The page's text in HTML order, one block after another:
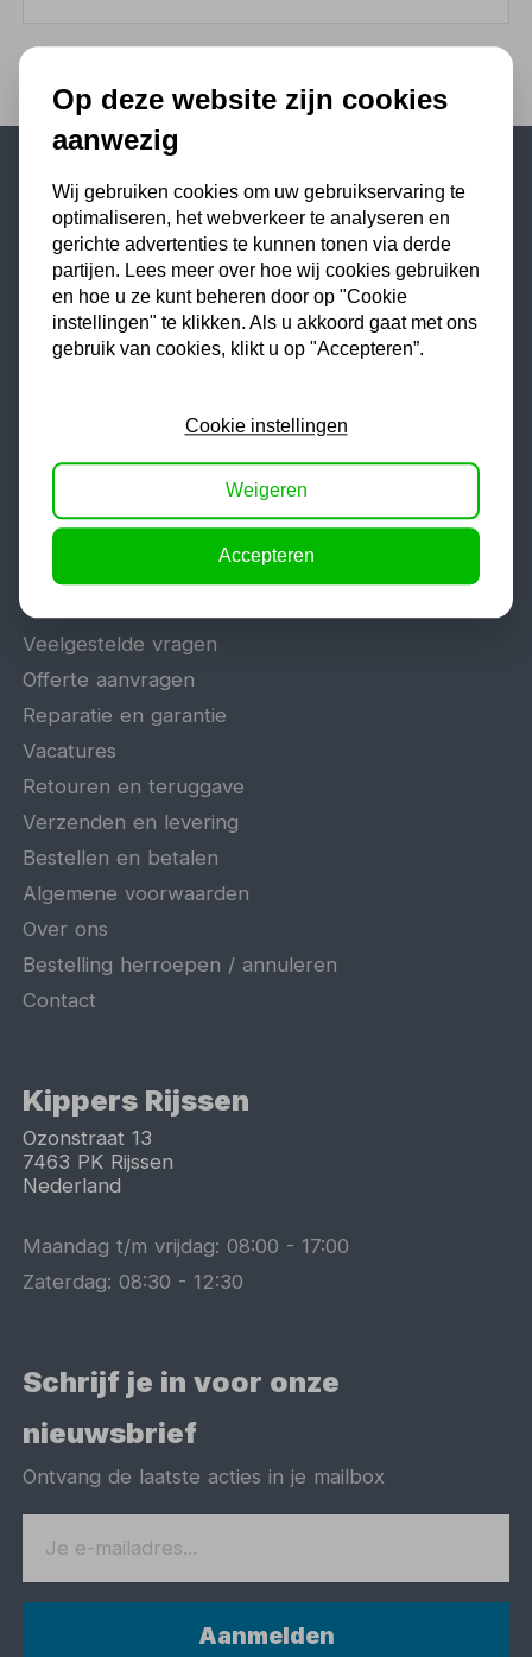
Populaire categorieën
Werkplaatsinrichting
Lasapparaat
Tig lasapparaat
Aggregaat
Schaarlift
Veelgestelde vragen
Offerte aanvragen
Reparatie en garantie
Vacatures
Retouren en teruggave
Verzenden en levering
Bestellen en betalen
Algemene voorwaarden
Over ons
Bestelling herroepen / annuleren
Contact
Kippers Rijssen
Ozonstraat 13
7463 PK Rijssen
Nederland
Maandag t/m vrijdag:08:00 -17:00
Zaterdag:08:30 -12:30
Schrijf je in voor onze
nieuwsbrief
Ontvang de laatste acties in je mailbox
Aanmelden
Op deze website zijn cookies
aanwezig
Wij gebruiken cookies om uw gebruikservaring te
optimaliseren, het webverkeer te analyseren en
gerichte advertenties te kunnen tonen via derde
partijen. Lees meer over hoe wij cookies gebruiken
en hoe u ze kunt beheren door op "Cookie
instellingen" te klikken. Als u akkoord gaat met ons
gebruik van cookies, klikt u op "Accepteren”.
Cookie instellingen
Weigeren
Accepteren